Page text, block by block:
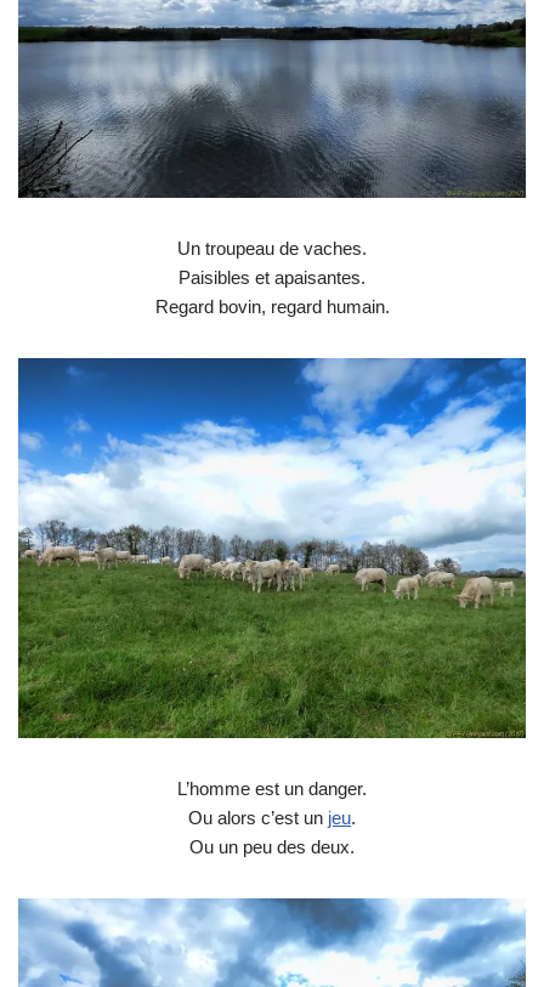
Un troupeau de vaches.
Paisibles et apaisantes.
Regard bovin, regard humain.
L’homme est un danger.
Ou alors c’est un jeu.
Ou un peu des deux.